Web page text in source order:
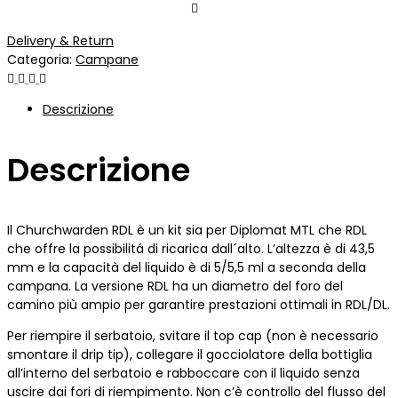
Delivery & Return
Categoria: Campane
Descrizione
Descrizione
Il Churchwarden RDL è un kit sia per Diplomat MTL che RDL
che offre la possibilitá di ricarica dall´alto. L’altezza è di 43,5
mm e la capacità del liquido è di 5/5,5 ml a seconda della
campana. La versione RDL ha un diametro del foro del
camino più ampio per garantire prestazioni ottimali in RDL/DL.
Per riempire il serbatoio, svitare il top cap (non è necessario
smontare il drip tip), collegare il gocciolatore della bottiglia
all’interno del serbatoio e rabboccare con il liquido senza
uscire dai fori di riempimento. Non c’è controllo del flusso del